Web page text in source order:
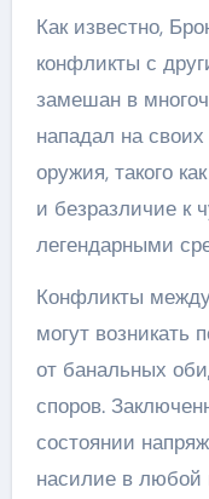
Как известно,
конфликты с
замешан в
нападал на
оружия, такого
и безразличие к
легендарными
Конфликты
могут
от банальных
споров.
состоянии
насилие в